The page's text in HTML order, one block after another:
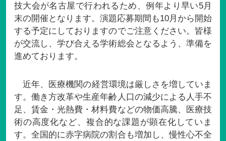
技大会が名古屋で行われるため、例年より早い5月
末の開催となります。演題応募期間も10月から開始
する予定にしておりますのでご注意ください。皆様
が交流し、学び合える学術総会となるよう、準備を
進めております。
近年、医療機関の経営環境は厳しさを増していま
す。働き方改革や生産年齢人口の減少による人手不
足、賃金・光熱費・材料費などの物価高騰、医療技
術の高度化など、複合的な課題が顕在化していま
す。全国的に赤字病院の割合も増加し、慢性心不全